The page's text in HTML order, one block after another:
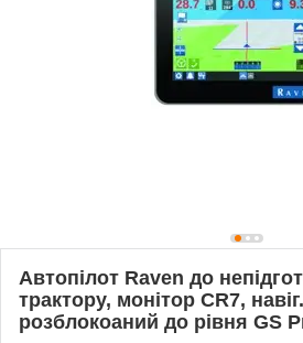
Автопілот Raven до
трактору, монітор CR7,
розблокоаний до рівня GS